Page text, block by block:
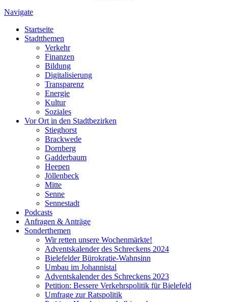
Navigate
Startseite
Stadtthemen
Verkehr
Finanzen
Bildung
Digitalisierung
Transparenz
Energie
Kultur
Soziales
Vor Ort in den Stadtbezirken
Stieghorst
Brackwede
Dornberg
Gadderbaum
Heepen
Jöllenbeck
Mitte
Senne
Sennestadt
Podcasts
Anfragen & Anträge
Sonderthemen
Wir retten unsere Wochenmärkte!
Adventskalender des Schreckens 2024
Bielefelder Bürokratie-Wahnsinn
Umbau im Johannistal
Adventskalender des Schreckens 2023
Petition: Bessere Verkehrspolitik für Bielefeld​​
Umfrage zur Ratspolitik